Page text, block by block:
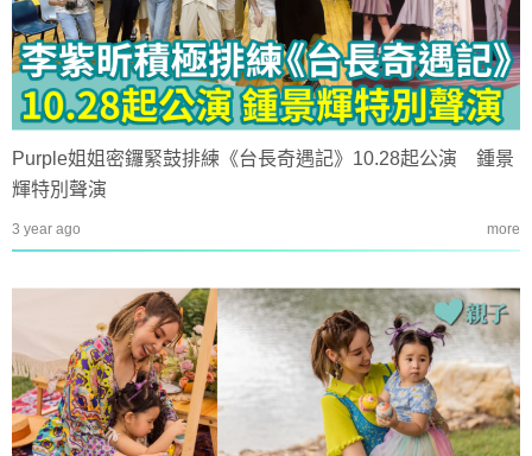
Purple姐姐密鑼緊鼓排練《台長奇遇記》10.28起公演 鍾景
輝特別聲演
3 year ago more